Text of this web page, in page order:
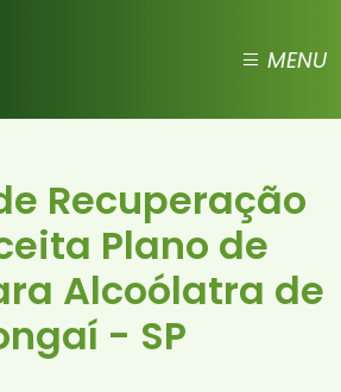
MENU
Recuperação
Plano de
Alcoólatra de
- SP